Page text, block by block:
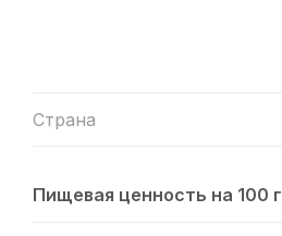
Страна
Пищевая ценность на 100 г